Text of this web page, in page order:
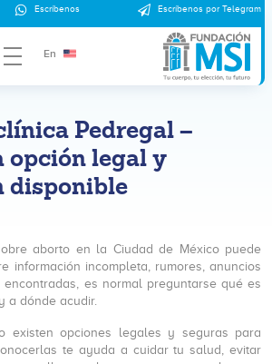
Escríbenos Escríbenos por Telegram
En
Pedregal –
opción legal y
disponible
aborto en la Ciudad de México puede
información incompleta, rumores, anuncios
es normal preguntarse qué es
a dónde acudir.
existen opciones legales y seguras para
te ayuda a cuidar tu salud, evitar